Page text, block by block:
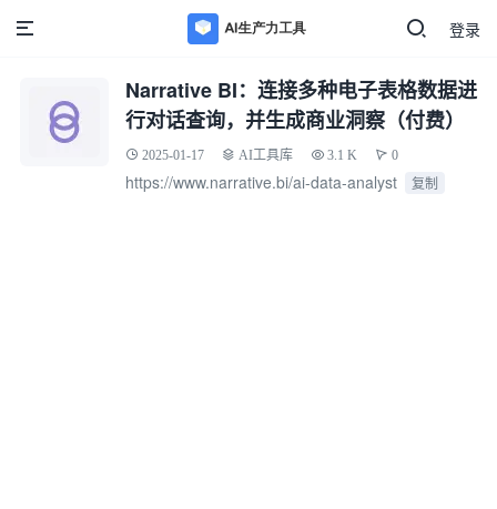
登录
Narrative BI：连接多种电子表格数据进
行对话查询，并生成商业洞察（付费）
2025-01-17 AI工具库 3.1 K 0
https://www.narrative.bi/ai-data-analyst 复制